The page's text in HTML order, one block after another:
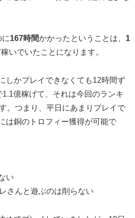
に167時間かかったということは、 1
いでいたことになります。
しかプレイできなくても12時間ず
億稼げて、それは今回のランキ
。つまり、平日にあまりプレイで
は銅のトロフィー獲得が可能で
い
さんと遊ぶのは削らない